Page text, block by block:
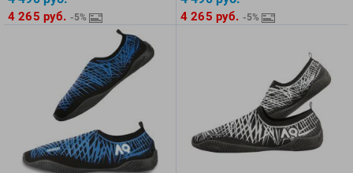
Фитосила
4 265 руб. -5% 4 265 руб. -5%